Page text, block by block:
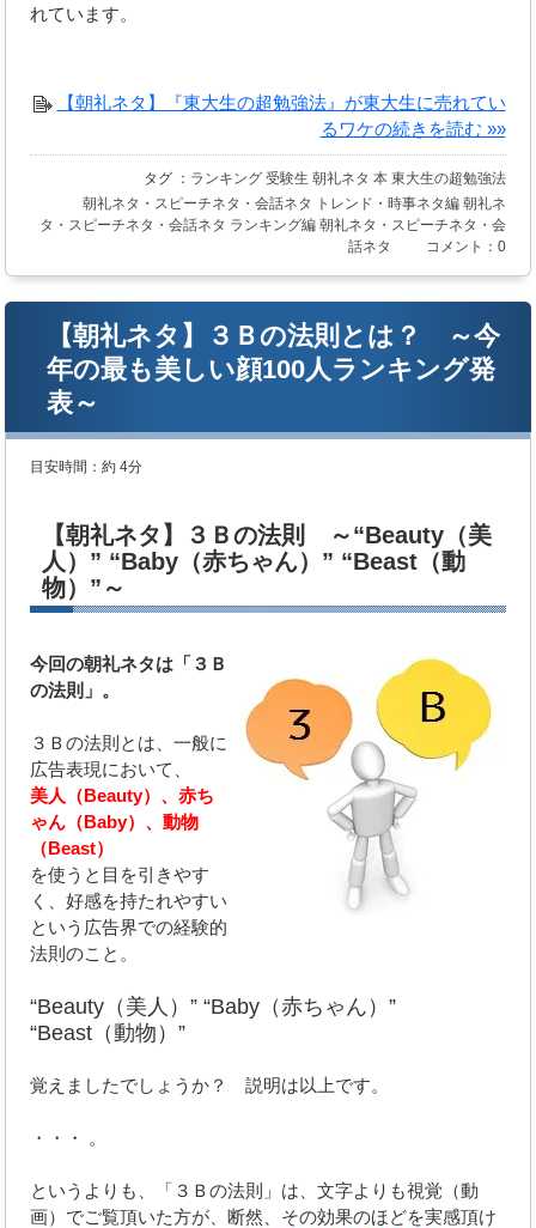
れています。
【朝礼ネタ】『東大生の超勉強法』が東大生に売れてい
るワケの続きを読む »»
タグ ： ランキング 受験生 朝礼ネタ 本 東大生の超勉強法
朝礼ネタ・スピーチネタ・会話ネタ
トレンド・時事ネタ編 朝礼ネ
タ・スピーチネタ・会話ネタ ランキング編 朝礼ネタ・スピーチネタ・会
話ネタ
コメント：0
【朝礼ネタ】３Ｂの法則とは？ ～今
年の最も美しい顔100人ランキング発
表～
目安時間：約 4分
【朝礼ネタ】３Ｂの法則 ～“Beauty（美
人）” “Baby（赤ちゃん）” “Beast（動
物）”～
今回の朝礼ネタは「３Ｂ
の法則」。
３Ｂの法則とは、一般に
広告表現において、
美人（Beauty）、赤ち
ゃん（Baby）、動物
（Beast）
を使うと目を引きやす
く、好感を持たれやすい
という広告界での経験的
法則のこと。
“Beauty（美人）” “Baby（赤ちゃん）”
“Beast（動物）”
覚えましたでしょうか？ 説明は以上です。
・・・ 。
というよりも、「３Ｂの法則」は、文字よりも視覚（動
画）でご覧頂いた方が、断然、その効果のほどを実感頂け